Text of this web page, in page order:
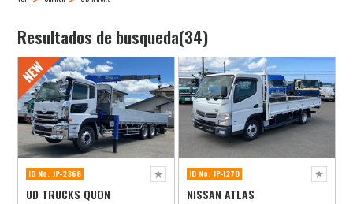
Resultados de busqueda(34)
ID No. JP-2368
UD TRUCKS QUON
ID No. JP-1270
NISSAN ATLAS